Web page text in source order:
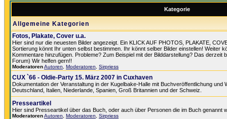
Kategorie
Allgemeine Kategorien
Fotos, Plakate, Cover u.a.
Hier sind nur die neuesten Bilder angezeigt. Ein KLICK AUF PHOTOS, PLAKATE,
Sortierung könnt Ihr unten selbst bestimmen. Ihr könnt selber Bilder einstellen! Weiter
Kommentare hinzufügen. Probleme? Zum Beispiel mit der Bilddarstellung? Das derzeit
Forum) Wir helfen gern!!
ModeratorenAutoren Moderatoren Sirpriess
CUX `66 - Oldie-Party 15. März 2007 in Cuxhaven
Dokumentation der Veranstaltung in der Kugelbake-Halle mit Buchveröffentlichung
Deutschland, Italien, Niederlande, Spanien, Groß Britannien und der Schweiz.
Presseartikel
Hier sind Presseartikel über das Buch, oder auch über Personen die im Buch genannt
ModeratorenAutoren Moderatoren Sirpriess